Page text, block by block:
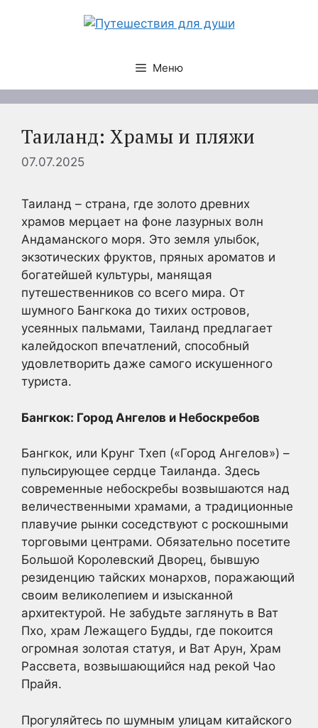
Меню
Таиланд: Храмы и пляжи
07.07.2025
Таиланд – страна, где золото древних
храмов мерцает на фоне лазурных волн
Андаманского моря. Это земля улыбок,
экзотических фруктов, пряных ароматов и
богатейшей культуры, манящая
путешественников со всего мира. От
шумного Бангкока до тихих островов,
усеянных пальмами, Таиланд предлагает
калейдоскоп впечатлений, способный
удовлетворить даже самого искушенного
туриста.
Бангкок: Город Ангелов и Небоскребов
Бангкок, или Крунг Тхеп («Город Ангелов») –
пульсирующее сердце Таиланда. Здесь
современные небоскребы возвышаются над
величественными храмами, а традиционные
плавучие рынки соседствуют с роскошными
торговыми центрами. Обязательно посетите
Большой Королевский Дворец, бывшую
резиденцию тайских монархов, поражающий
своим великолепием и изысканной
архитектурой. Не забудьте заглянуть в Ват
Пхо, храм Лежащего Будды, где покоится
огромная золотая статуя, и Ват Арун, Храм
Рассвета, возвышающийся над рекой Чао
Прайя.
Прогуляйтесь по шумным улицам китайского